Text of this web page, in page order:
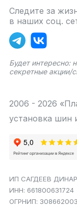
Следите за
в наших соц.
Будет интересно:
секретные акции/
2006 - 2026
установка шин
ИП САГДЕЕВ
ИНН: 661800631724
ОГРНИП: